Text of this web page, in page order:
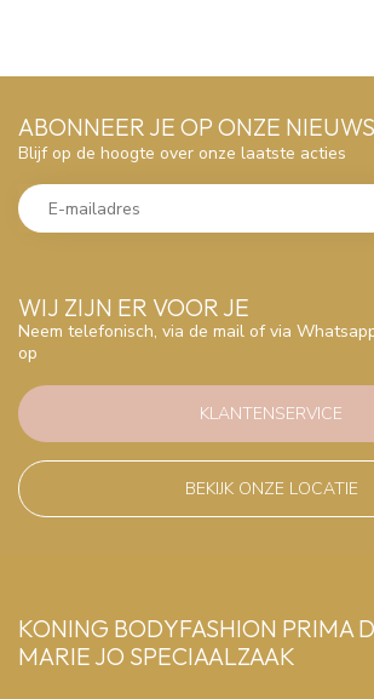
WIJ ZIJN ER VOOR JE
Neem telefonisch, via de mail of via
op
KLANTENSERVICE
BEKIJK ONZE LOCATIE
ABONNEER JE OP ONZE
Blijf op de hoogte over onze laatste acties
KONING BODYFASHION PRIMA
MARIE JO SPECIAALZAAK